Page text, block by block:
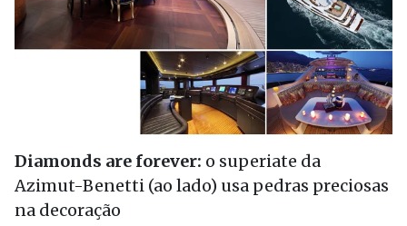
Diamonds are forever: o superiate da
Azimut-Benetti (ao lado) usa pedras preciosas
na decoração